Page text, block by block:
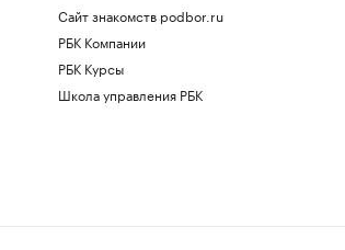
Сайт знакомств podbor.ru
РБК Компании
РБК Курсы
Школа управления РБК